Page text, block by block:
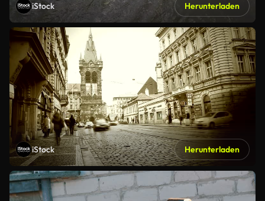
iStock Herunterladen
iStock Herunterladen